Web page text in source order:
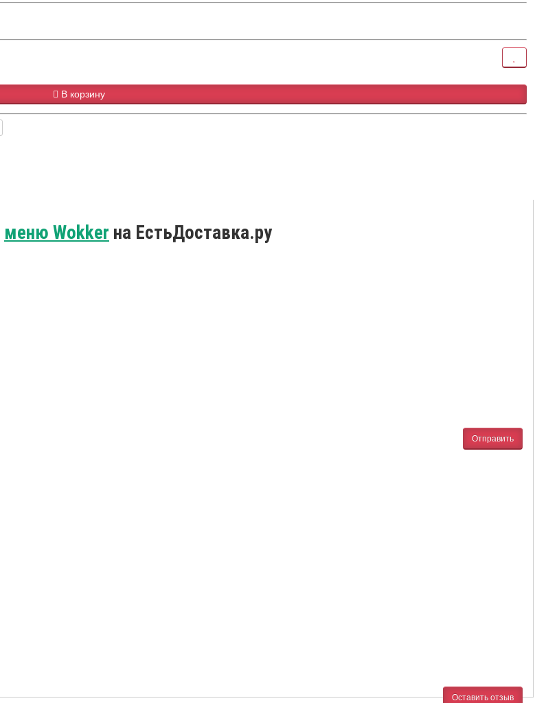
В корзину
меню Wokker на ЕстьДоставка.ру
Отправить
Оставить отзыв